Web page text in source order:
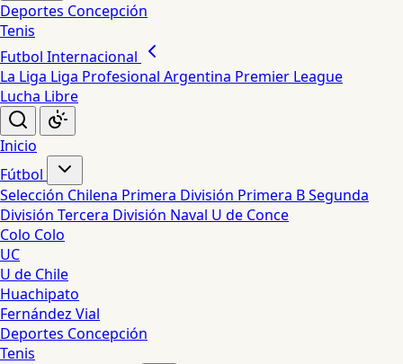
Deportes Concepción
Tenis
Futbol Internacional
La Liga Liga Profesional Argentina Premier League
Lucha Libre
Inicio
Fútbol
Selección Chilena Primera División Primera BSegunda
División Tercera División Naval U de Conce
Colo Colo
UC
U de Chile
Huachipato
Fernández Vial
Deportes Concepción
Tenis